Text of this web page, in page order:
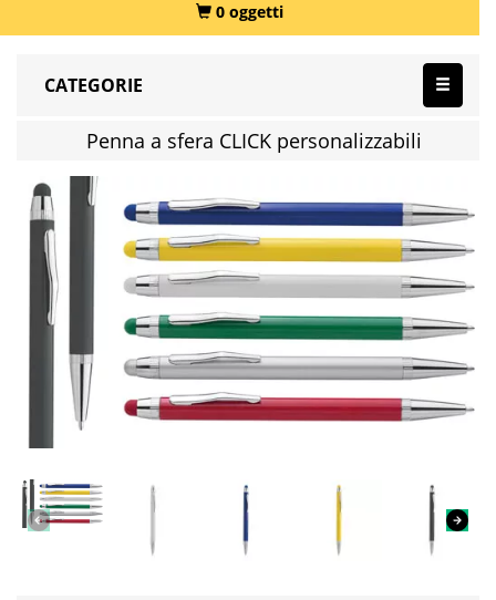
0 oggetti
CATEGORIE
Penna a sfera CLICK personalizzabili